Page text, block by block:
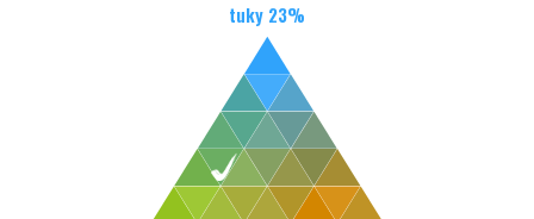
tuky 23%